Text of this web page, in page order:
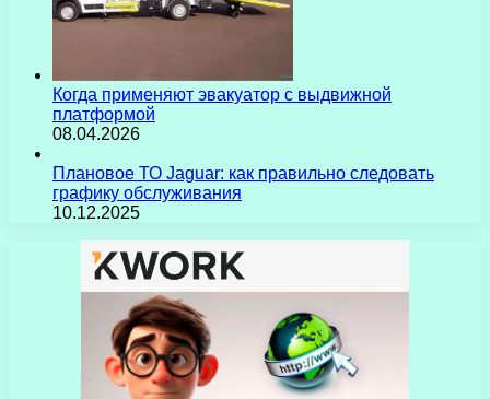
Когда применяют эвакуатор с выдвижной
платформой
08.04.2026
Плановое ТО Jaguar: как правильно следовать
графику обслуживания
10.12.2025